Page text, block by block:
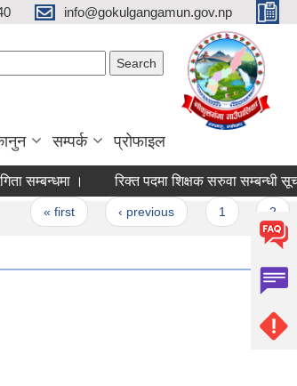
info@gokulgangamun.gov.np
सम्पर्क प्रोफाइल
सम्बन्धमा । रिक्त पदमा शिक्षक सरुवा सम्बन्धी सूचना !
« first ‹ previous